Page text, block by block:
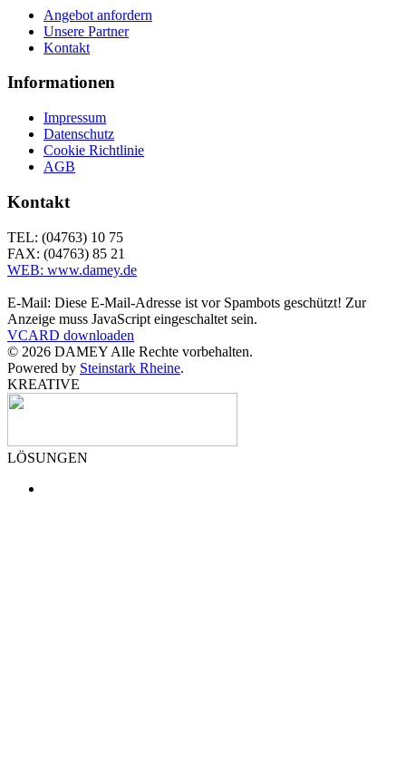
Angebot anfordern
Unsere Partner
Kontakt
Informationen
Impressum
Datenschutz
Cookie Richtlinie
AGB
Kontakt
TEL: (04763) 10 75
FAX: (04763) 85 21
WEB: www.damey.de
E-Mail: Diese E-Mail-Adresse ist vor Spambots geschützt! Zur
Anzeige muss JavaScript eingeschaltet sein.
VCARD downloaden
© 2026 DAMEY Alle Rechte vorbehalten.
Powered by Steinstark Rheine.
KREATIVE
LÖSUNGEN